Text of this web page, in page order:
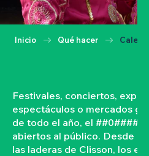
Inicio Qué hacer
Festivales, conciertos,
espectáculos o mercados
de todo el año, el ##0####
abiertos al público. Desde
las laderas de Clisson, los